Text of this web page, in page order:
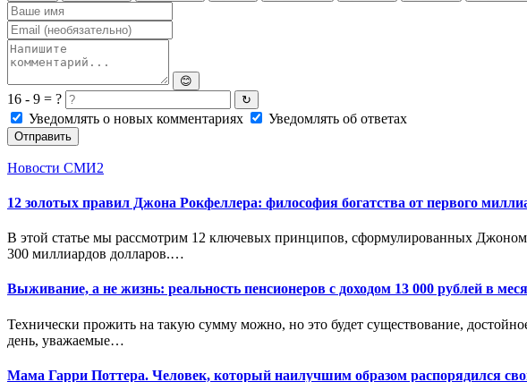
😊
16 - 9 = ? ↻
Уведомлять о новых комментариях Уведомлять об ответах
Отправить
Новости СМИ2
12 золотых правил Джона Рокфеллера: философия богатства от первого
В этой статье мы рассмотрим 12 ключевых принципов, сформулированных Джоном
300 миллиардов долларов.…
Выживание, а не жизнь: реальность пенсионеров с доходом 13 000 рублей в
Технически прожить на такую сумму можно, но это будет существование,
день, уважаемые…
Мама Гарри Поттера. Человек, который наилучшим образом распорядился